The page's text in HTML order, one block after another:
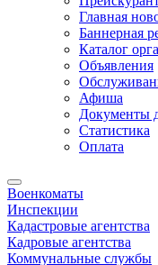
Главная
Баннерная
Каталог
Объявления
Афиша
Документы
Статистика
Оплата
Военкоматы
Инспекции
Кадастровые агентства
Кадровые агентства
Коммунальные службы